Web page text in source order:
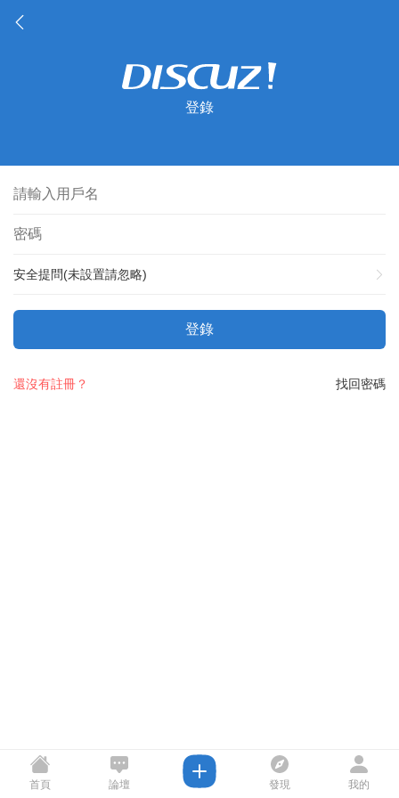
登錄
安全提問(未設置請忽略)
登錄
找回密碼
還沒有註冊？
首頁 論壇 發現 我的